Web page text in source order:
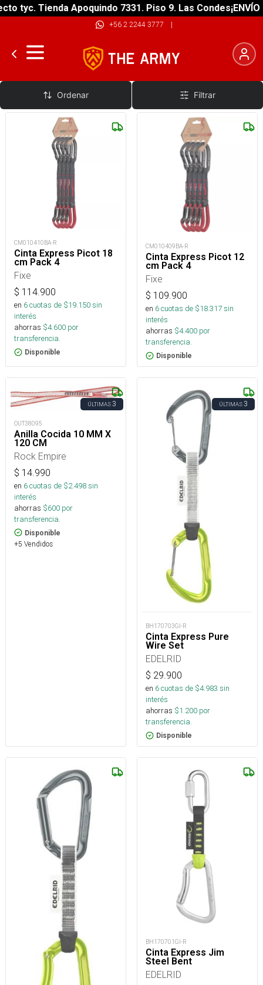
tyc. Tienda Apoquindo 7331. Piso 9. Las Condes¡ENVÍO
+56 2 2244 3777 |
Cintas 10 - 20 cm
Ordenar Filtrar
CM010410BA-R
Cinta Express Picot 18
cm Pack 4
Fixe
$ 114.900
en 6cuotas de $19.150sin
interés
ahorras $4.600 por
transferencia.
Disponible
CM010409BA-R
Cinta Express Picot 12
cm Pack 4
Fixe
$ 109.900
en 6cuotas de $18.317sin
interés
ahorras $4.400 por
transferencia.
Disponible
ÚLTIMAS3
OUT38095
Anilla Cocida 10 MM X
120 CM
Rock Empire
$ 14.990
en 6cuotas de $2.498sin
interés
ahorras $600 por
transferencia.
Disponible
+5 Vendidos
ÚLTIMAS3
BH170703GI-R
Cinta Express Pure
Wire Set
EDELRID
$ 29.900
en 6cuotas de $4.983 sin
interés
ahorras $1.200 por
transferencia.
Disponible
BH170701GI-R
Cinta Express Jim
Steel Bent
EDELRID